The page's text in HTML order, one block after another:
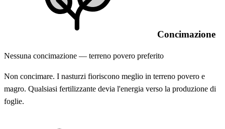
Concimazione
Nessuna concimazione — terreno povero preferito
Non concimare. I nasturzi fioriscono meglio in terreno povero e
magro. Qualsiasi fertilizzante devia l'energia verso la produzione di
foglie.